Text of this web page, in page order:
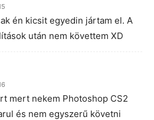
én kicsit egyedin jártam el. A
után nem követtem XD
mert nekem Photoshop CS2
és nem egyszerű követni